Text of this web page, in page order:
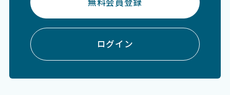
ログイン